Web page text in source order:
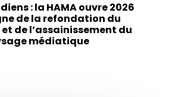
: la HAMA ouvre 2026
de la refondation du
de l’assainissement du
médiatique